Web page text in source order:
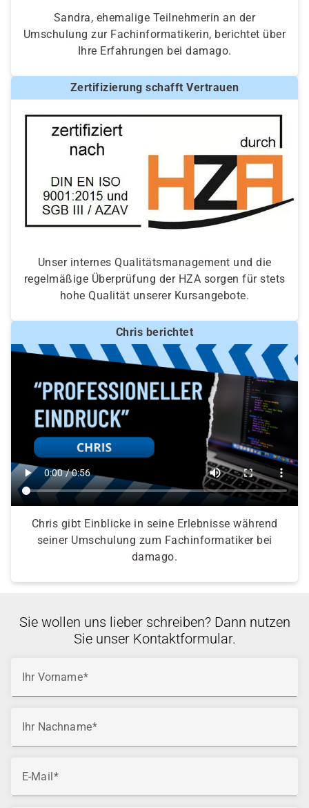
Sandra, ehemalige Teilnehmerin an der
Umschulung zur Fachinformatikerin, berichtet über
Ihre Erfahrungen bei damago.
Zertifizierung schafft Vertrauen
Unser internes Qualitätsmanagement und die
regelmäßige Überprüfung der HZA sorgen für stets
hohe Qualität unserer Kursangebote.
Chris berichtet
Chris gibt Einblicke in seine Erlebnisse während
seiner Umschulung zum Fachinformatiker bei
damago.
Sie wollen uns lieber schreiben? Dann nutzen
Sie unser Kontaktformular.
Ihr Vorname
Ihr Nachname
E-Mail